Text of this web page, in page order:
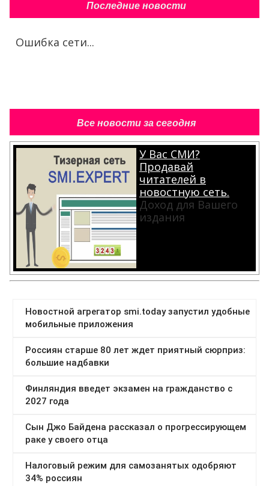
Последние новости
Ошибка сети...
Все новости за сегодня
У Вас СМИ?
Продавай
читателей в
новостную сеть.
Доход для Вашего
издания